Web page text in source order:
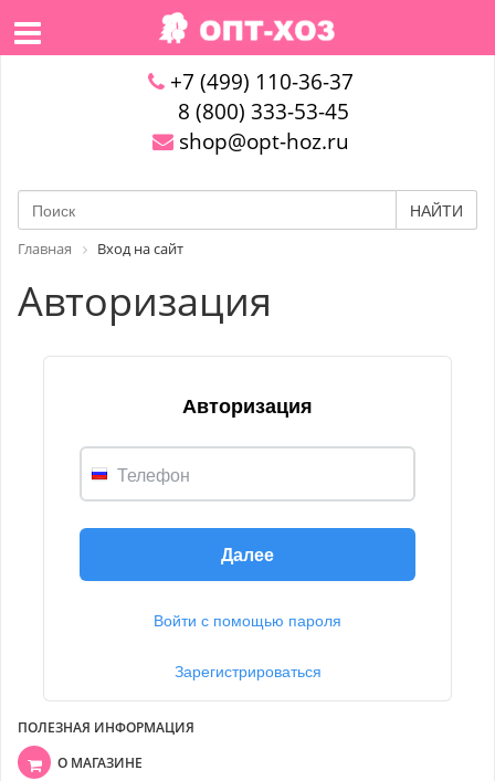
+7 (499) 110-36-37
8 (800) 333-53-45
shop@opt-hoz.ru
НАЙТИ
Главная Вход на сайт
Авторизация
Авторизация
Телефон
Далее
Войти с помощью пароля
Зарегистрироваться
ПОЛЕЗНАЯ ИНФОРМАЦИЯ
О МАГАЗИНЕ